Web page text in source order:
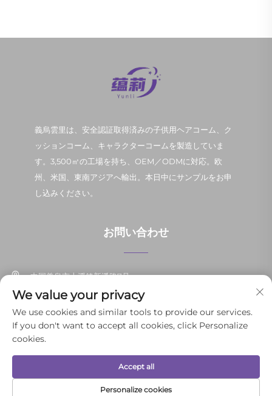
義烏雲里は、安全認証取得済みの子供用ヘアコーム、ク
ッションコーム、キャラクターコームを製造していま
す。3,500㎡の工場を持ち、OEM／ODMに対応。欧
州、米国、東南アジアへ輸出。本日中にサンプルをお申
し込みください。
お問い合わせ
中国義烏市上溪鎮新潘路7号
+86-13037647878
[email protected]
© 2025 義烏雲利日用品有限公司 著作権所有。 プライバシーポリシー
We value your privacy
We use cookies and similar tools to provide our services.
If you don't want to accept all cookies, click Personalize
cookies.
Personalize cookies
Accept all